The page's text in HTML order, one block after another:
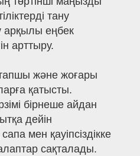
тану
арқылы еңбек
арттыру.
және жоғары
қатысты.
бірнеше айдан
дейін
мен қауіпсіздікке
сақталады.